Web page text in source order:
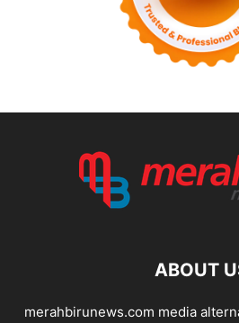
ABOUT
merahbirunews.com media